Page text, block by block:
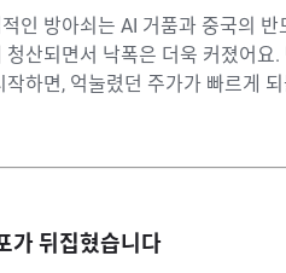
인 방아쇠는 AI 거품과 중국의
산되면서 낙폭은 더욱 커졌어
하면, 억눌렸던 주가가 빠르게
가 뒤집혔습니다